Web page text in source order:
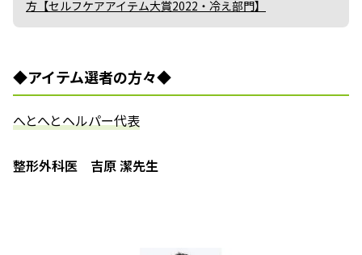
方【セルフケアアイテム大賞2022・冷え部門】
◆アイテム選者の方々◆
――へとへとヘルパー代表――
整形外科医 吉原 潔先生